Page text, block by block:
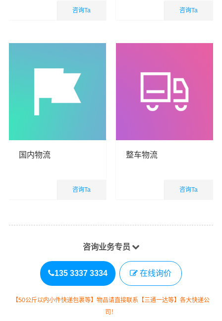
咨询Ta 咨询Ta
国内物流
咨询Ta
整车物流
咨询Ta
咨询业务专员
135 3337 3334 在线询价
【50公斤以内小件快递包裹等】物品请直接联系【三通一达等】各大快递公
司！